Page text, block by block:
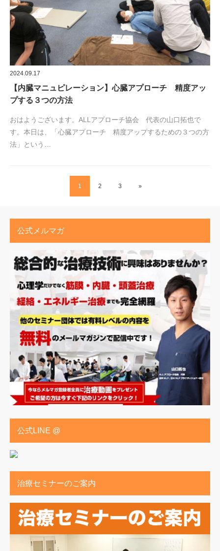
2024.09.17
【内臓マニュピレーション】心臓アプローチ 精度アッ
プする３つの方法
おはようございます。ALLアプローチ協会 代表の山口拓也で
す。本日は、「心臓アプローチ 精度アップするための３つの方
法」という…
1 2 3 »
公式メルマガ
公式LINE @
治療セミナーのご案内